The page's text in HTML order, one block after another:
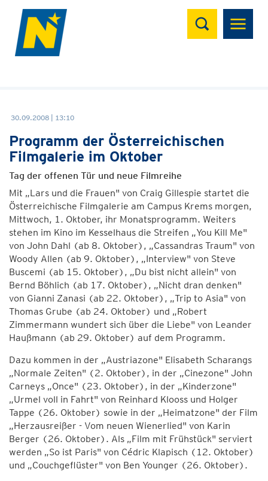
Suchen
30.09.2008 | 13:10
Programm der Österreichischen
Filmgalerie im Oktober
Tag der offenen Tür und neue Filmreihe
Mit „Lars und die Frauen" von Craig Gillespie startet die
Österreichische Filmgalerie am Campus Krems morgen,
Mittwoch, 1. Oktober, ihr Monatsprogramm. Weiters
stehen im Kino im Kesselhaus die Streifen „You Kill Me"
von John Dahl (ab 8. Oktober), „Cassandras Traum" von
Woody Allen (ab 9. Oktober), „Interview" von Steve
Buscemi (ab 15. Oktober), „Du bist nicht allein" von
Bernd Böhlich (ab 17. Oktober), „Nicht dran denken"
von Gianni Zanasi (ab 22. Oktober), „Trip to Asia" von
Thomas Grube (ab 24. Oktober) und „Robert
Zimmermann wundert sich über die Liebe" von Leander
Haußmann (ab 29. Oktober) auf dem Programm.
Dazu kommen in der „Austriazone" Elisabeth Scharangs
„Normale Zeiten" (2. Oktober), in der „Cinezone" John
Carneys „Once" (23. Oktober), in der „Kinderzone"
„Urmel voll in Fahrt" von Reinhard Klooss und Holger
Tappe (26. Oktober) sowie in der „Heimatzone" der Film
„Herzausreißer - Vom neuen Wienerlied" von Karin
Berger (26. Oktober). Als „Film mit Frühstück" serviert
werden „So ist Paris" von Cédric Klapisch (12. Oktober)
und „Couchgeflüster" von Ben Younger (26. Oktober).